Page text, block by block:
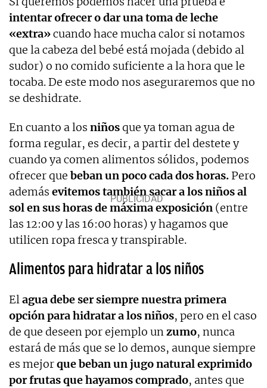
intentar ofrecer o dar una toma de leche
«extra»cuando hace mucha calor si notamos
que la cabeza del bebé está mojada (debido al
sudor) o no comido suficiente a la hora que le
tocaba. De este modo nos aseguraremos que no
se deshidrate.
En cuanto a los niñosque ya toman agua de
forma regular, es decir, a partir del destete y
cuando ya comen alimentos sólidos, podemos
ofrecer que beban un poco cada dos horas. Pero
además evitemos también sacar a los niños al
sol en sus horas de máxima exposición (entre
las 12:00 y las 16:00 horas) y hagamos que
utilicen ropa fresca y transpirable.
Alimentos para hidratar a los niños
Elagua debe ser siempre nuestra primera
opción para hidratar a los niños, pero en el caso
de que deseen por ejemplo unzumo, nunca
estará de más que se lo demos, aunque siempre
es mejorque beban un jugo natural exprimido
por frutas que hayamos comprado, antes que